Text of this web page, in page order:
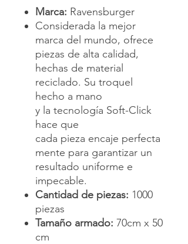
Marca: Ravensburger
Considerada la mejor
marca del mundo, ofrece
piezas de alta calidad,
hechas de material
reciclado. Su troquel
hecho a mano
y la tecnología Soft-Click
hace que
cada pieza encaje perfecta
mente para garantizar un
resultado uniforme e
impecable.
Cantidad de piezas: 1000
piezas
Tamaño armado: 70cm x 50
cm